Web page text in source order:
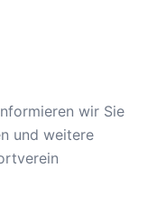
wir Sie
und weitere